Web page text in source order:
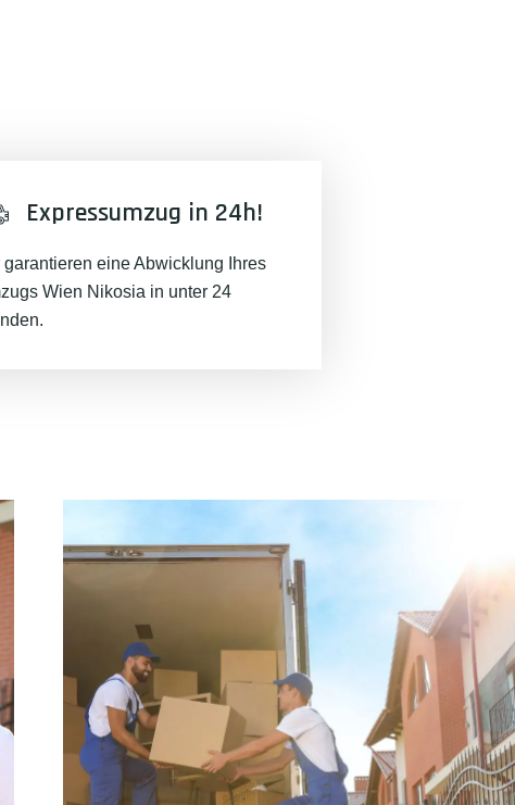
Expressumzug in 24h!
garantieren eine Abwicklung Ihres
Wien Nikosia in unter 24